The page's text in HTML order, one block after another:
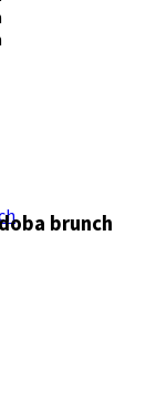
brunch